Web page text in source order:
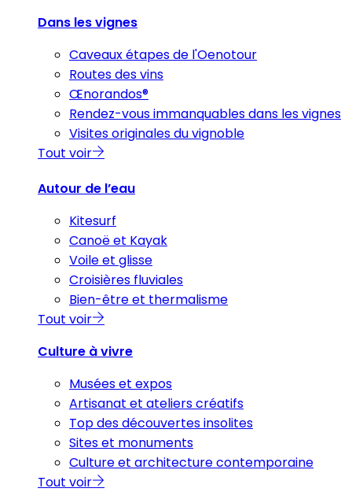
Dans les vignes
Caveaux étapes de l'Oenotour
Routes des vins
Œnorandos®
Rendez-vous immanquables dans les vignes
Visites originales du vignoble
Tout voir
Autour de l’eau
Kitesurf
Canoë et Kayak
Voile et glisse
Croisières fluviales
Bien-être et thermalisme
Tout voir
Culture à vivre
Musées et expos
Artisanat et ateliers créatifs
Top des découvertes insolites
Sites et monuments
Culture et architecture contemporaine
Tout voir